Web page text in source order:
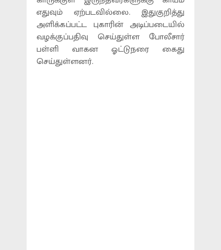
எதுவும் ஏற்படவில்லை. இதுகுறித்து
அளிக்கப்பட்ட புகாரின் அடிப்படையில்
வழக்குப்பதிவு செய்துள்ள போலீசார்
பள்ளி வாகன ஓட்டுநரை கைது
செய்துள்ளனர்.